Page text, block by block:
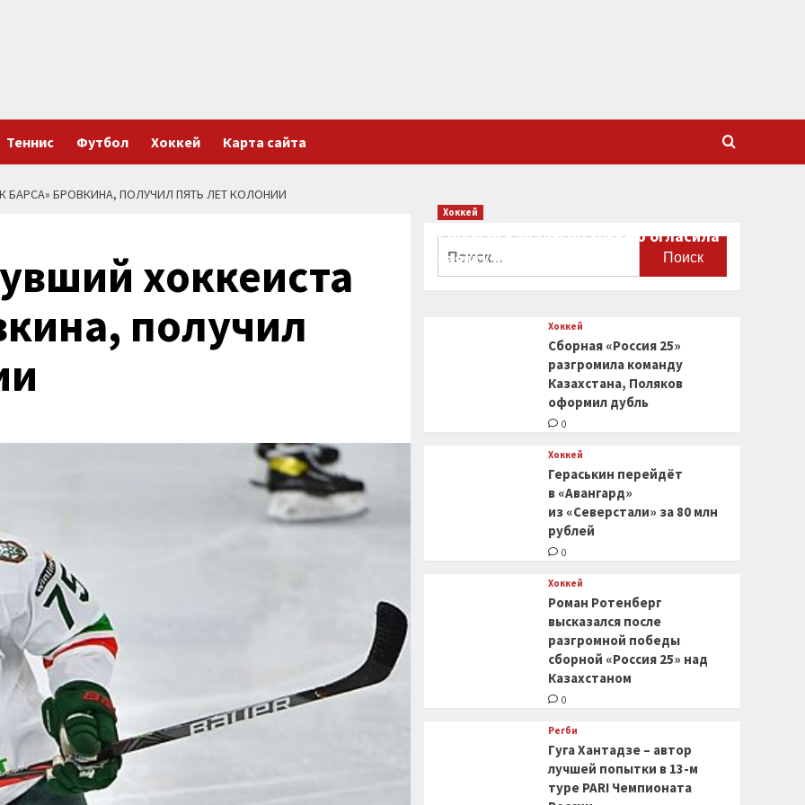
Теннис Футбол Хоккей Карта сайта
БАРСА» БРОВКИНА, ПОЛУЧИЛ ПЯТЬ ЛЕТ КОЛОНИИ
хоккеиста
получил
Хоккей
Сборная Канады по хоккею огласила
заявку на чемпионат мира
Хоккей
Сборная «Россия 25»
разгромила команду
Казахстана, Поляков
оформил дубль
0
Хоккей
Гераськин перейдёт
в «Авангард»
из «Северстали» за 80 млн
рублей
0
Хоккей
Роман Ротенберг
высказался после
разгромной победы
сборной «Россия 25» над
Казахстаном
0
Регби
Гуга Хантадзе – автор
лучшей попытки в 13-м
туре PARI Чемпионата